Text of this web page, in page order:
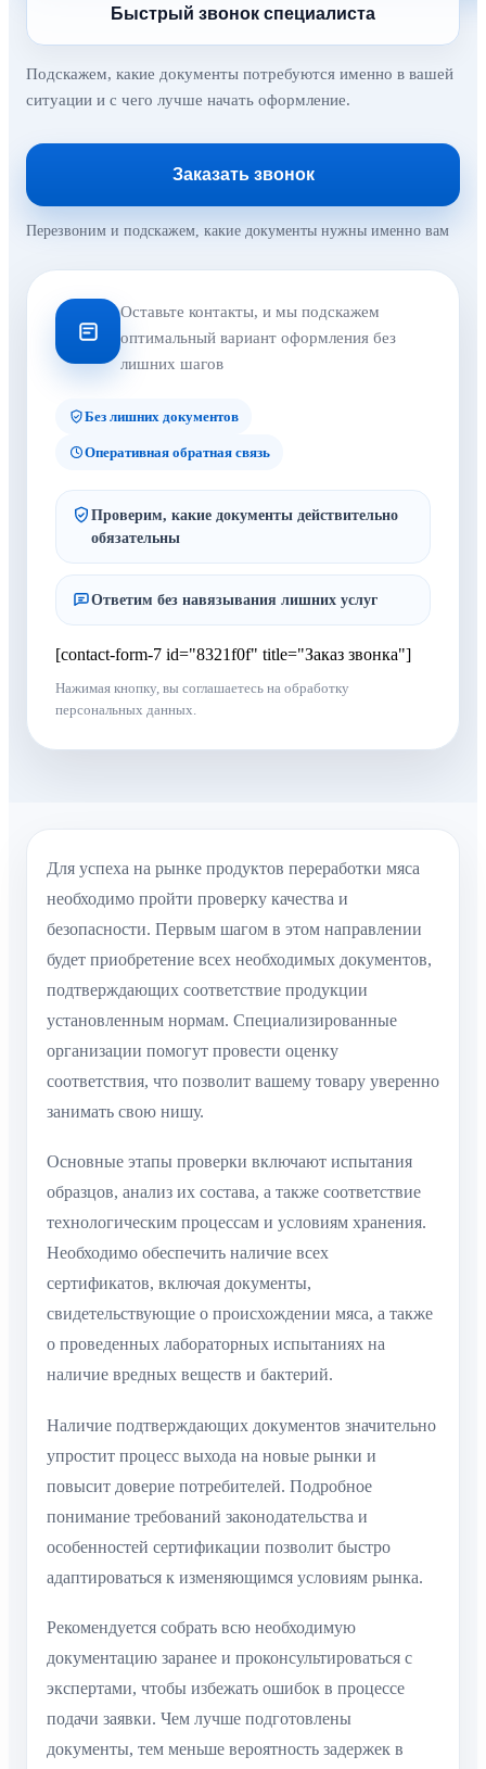
Быстрый звонок специалиста
Подскажем, какие документы потребуются именно в вашей
ситуации и с чего лучше начать оформление.
Заказать звонок
Перезвоним и подскажем, какие документы нужны именно вам
Оставьте контакты, и мы подскажем
оптимальный вариант оформления без
лишних шагов
Без лишних документов
Оперативная обратная связь
Проверим, какие документы действительно
обязательны
Ответим без навязывания лишних услуг
[contact-form-7 id="8321f0f" title="Заказ звонка"]
Нажимая кнопку, вы соглашаетесь на обработку
персональных данных.
Для успеха на рынке продуктов переработки мяса
необходимо пройти проверку качества и
безопасности. Первым шагом в этом направлении
будет приобретение всех необходимых документов,
подтверждающих соответствие продукции
установленным нормам. Специализированные
организации помогут провести оценку
соответствия, что позволит вашему товару уверенно
занимать свою нишу.
Основные этапы проверки включают испытания
образцов, анализ их состава, а также соответствие
технологическим процессам и условиям хранения.
Необходимо обеспечить наличие всех
сертификатов, включая документы,
свидетельствующие о происхождении мяса, а также
о проведенных лабораторных испытаниях на
наличие вредных веществ и бактерий.
Наличие подтверждающих документов значительно
упростит процесс выхода на новые рынки и
повысит доверие потребителей. Подробное
понимание требований законодательства и
особенностей сертификации позволит быстро
адаптироваться к изменяющимся условиям рынка.
Рекомендуется собрать всю необходимую
документацию заранее и проконсультироваться с
экспертами, чтобы избежать ошибок в процессе
подачи заявки. Чем лучше подготовлены
документы, тем меньше вероятность задержек в